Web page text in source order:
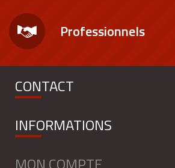
Professionnels
CONTACT
INFORMATIONS
MON COMPTE